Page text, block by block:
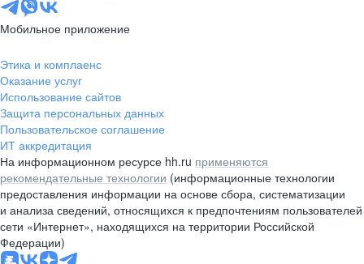
Мобильное приложение
Этика и комплаенс
Оказание услуг
Использование сайтов
Защита персональных данных
Пользовательское соглашение
ИТ аккредитация
На информационном ресурсе hh.ru применяются
рекомендательные технологии (информационные технологии
предоставления информации на основе сбора, систематизации
и анализа сведений, относящихся к предпочтениям пользователей
сети «Интернет», находящихся на территории Российской
Федерации)